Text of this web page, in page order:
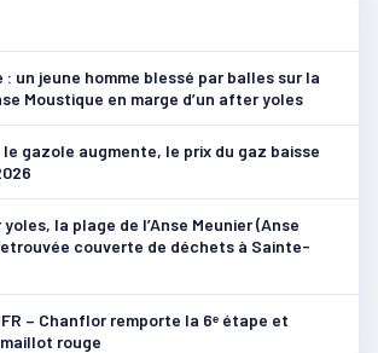
un jeune homme blessé par balles sur la
Moustique en marge d’un after yoles
gazole augmente, le prix du gaz baisse
la plage de l’Anse Meunier (Anse
couverte de déchets à Sainte-
– Chanflor remporte la 6ᵉ étape et
maillot rouge